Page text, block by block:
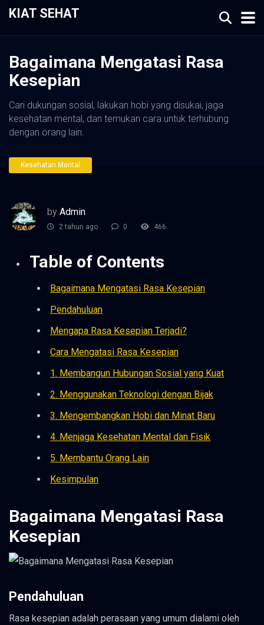
KIAT SEHAT
Bagaimana Mengatasi Rasa
Kesepian
Cari dukungan sosial, lakukan hobi yang disukai, jaga
kesehatan mental, dan temukan cara untuk terhubung
dengan orang lain.
Kesehatan Mental
by Admin
2 tahun ago 0 466
Table of Contents
Bagaimana Mengatasi Rasa Kesepian
Pendahuluan
Mengapa Rasa Kesepian Terjadi?
Cara Mengatasi Rasa Kesepian
1. Membangun Hubungan Sosial yang Kuat
2. Menggunakan Teknologi dengan Bijak
3. Mengembangkan Hobi dan Minat Baru
4. Menjaga Kesehatan Mental dan Fisik
5. Membantu Orang Lain
Kesimpulan
Bagaimana Mengatasi Rasa
Kesepian
Pendahuluan
Rasa kesepian adalah perasaan yang umum dialami oleh